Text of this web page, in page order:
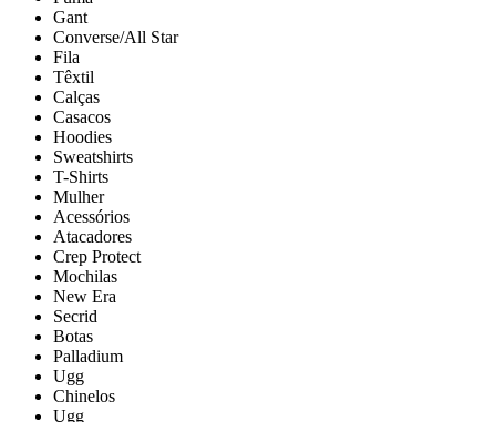
Gant
Converse/All Star
Fila
Têxtil
Calças
Casacos
Hoodies
Sweatshirts
T-Shirts
Mulher
Acessórios
Atacadores
Crep Protect
Mochilas
New Era
Secrid
Botas
Palladium
Ugg
Chinelos
Ugg